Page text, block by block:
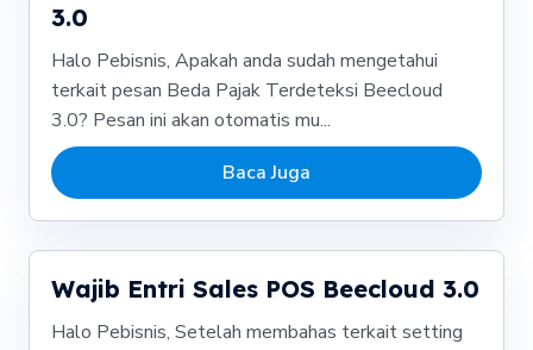
3.0
Halo Pebisnis, Apakah anda sudah mengetahui
terkait pesan Beda Pajak Terdeteksi Beecloud
3.0? Pesan ini akan otomatis mu...
Baca Juga
Wajib Entri Sales POS Beecloud 3.0
Halo Pebisnis, Setelah membahas terkait setting